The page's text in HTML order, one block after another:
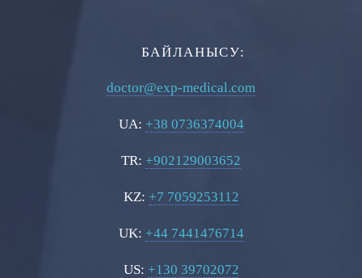
БАЙЛАНЫСУ:
doctor@exp-medical.com
UA: +38 0736374004
TR: +902129003652
KZ: +7 7059253112
UK: +44 7441476714
US: +130 39702072